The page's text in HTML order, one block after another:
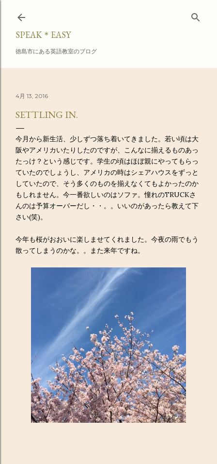
スキップしてメイン コンテンツに移動
SPEAK＊EASY
徳島市にある英語教室のブログ
4月 13, 2016
SETTLING IN.
今月から新生活、少しずつ落ち着いてきました。若い頃は大
阪やアメリカいたりしたのですが、こんなに揃えるものあっ
たっけ？という感じです。学生の頃はほぼ親にやってもらっ
ていたのでしょうし、アメリカの時はシェアハウスをずっと
していたので、そう多くのものを揃えなくてもよかったのか
もしれません。今一番欲しいのはソファ。憧れのTRUCKさ
んのは予算オーバーだし・・。。いいのがあったら教えて下
さい(笑)。
今年も桜がおおいに楽しませてくれました。今夜の雨でもう
散ってしまうのかな。。また来年ですね。